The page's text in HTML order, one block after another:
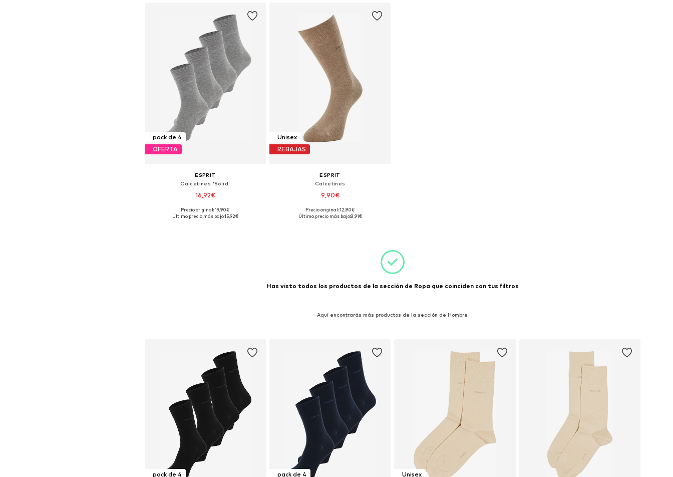
pack de 4
OFERTA
ESPRIT
Calcetines 'Solid'
16,92€
Tallas disponibles: 40-46
Precio original: 19,90€
Último precio más bajo:15,92€
Unisex
REBAJAS
ESPRIT
Calcetines
9,90€
Tallas disponibles: 39-42, 43-46, 47-50
Precio original: 12,90€
Último precio más bajo:8,91€
Has visto todos los productos de la sección de Ropa que coinciden con tus filtros
Aquí encontrarás más productos de la sección de Hombre
pack de 4
pack de 4
Unisex